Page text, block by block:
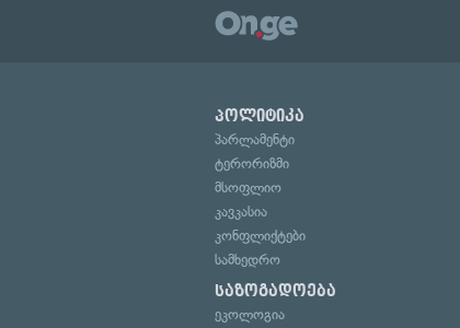
პოლიტიკა
პარლამენტი
ტერორიზმი
მსოფლიო
კავკასია
კონფლიქტები
სამხედრო
საზოგადოება
ეკოლოგია